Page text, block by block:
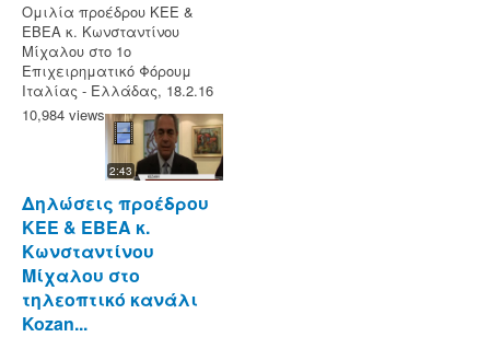
Ομιλία προέδρου ΚΕΕ &
ΕΒΕΑ κ. Κωνσταντίνου
Μίχαλου στο 1ο
Επιχειρηματικό Φόρουμ
Ιταλίας - Ελλάδας, 18.2.16
10,984 views
2:43
Δηλώσεις προέδρου
ΚΕΕ & ΕΒΕΑ κ.
Κωνσταντίνου
Μίχαλου στο
τηλεοπτικό κανάλι
Kozan...